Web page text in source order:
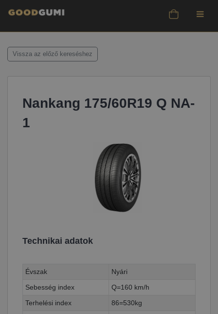
Vissza az előző kereséshez
Nankang 175/60R19 Q NA-
1
Technikai adatok
Évszak
Nyári
Sebesség index
Q=160 km/h
Terhelési index
86=530kg